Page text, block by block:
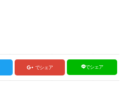
でシェア でシェア